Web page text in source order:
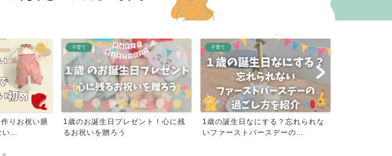
りお祝い膳
...
子育て
1歳のお誕生日プレゼント！心に残
るお祝いを贈ろう
子育て
1歳の誕生日なにする？忘れられな
いファーストバースデーの...